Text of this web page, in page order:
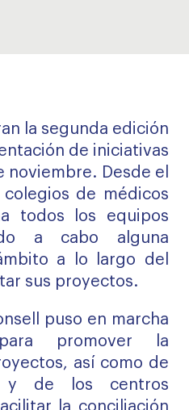
la segunda edición
de iniciativas
noviembre. Desde el
de médicos
todos los equipos
a cabo alguna
a lo largo del
sus proyectos.
puso en marcha
promover la
así como de
y de los centros
la conciliación